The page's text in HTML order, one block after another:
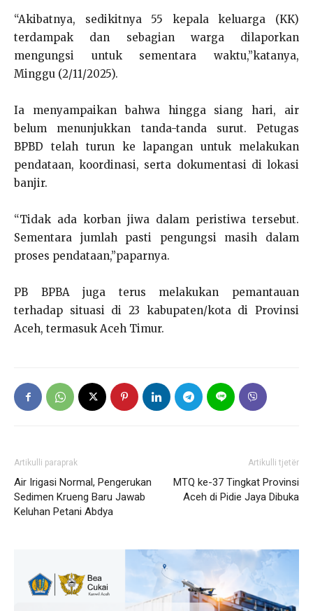
“Akibatnya, sedikitnya 55 kepala keluarga (KK)
terdampak dan sebagian warga dilaporkan
mengungsi untuk sementara waktu,”katanya,
Minggu (2/11/2025).
Ia menyampaikan bahwa hingga siang hari, air
belum menunjukkan tanda-tanda surut. Petugas
BPBD telah turun ke lapangan untuk melakukan
pendataan, koordinasi, serta dokumentasi di lokasi
banjir.
“Tidak ada korban jiwa dalam peristiwa tersebut.
Sementara jumlah pasti pengungsi masih dalam
proses pendataan,”paparnya.
PB BPBA juga terus melakukan pemantauan
terhadap situasi di 23 kabupaten/kota di Provinsi
Aceh, termasuk Aceh Timur.
Artikulli paraprak
Air Irigasi Normal, Pengerukan
Sedimen Krueng Baru Jawab
Keluhan Petani Abdya
Artikulli tjetër
MTQ ke-37 Tingkat Provinsi
Aceh di Pidie Jaya Dibuka